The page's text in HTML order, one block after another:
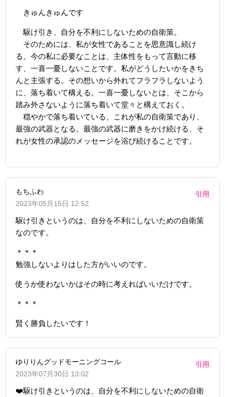
きゅんきゅんです
駆け引き、自分を不利にしないための自衛策。
そのためには、私が女性であることを思意識し続け
る。今の私に必要なことは、主体性をもって言動に移
す、一喜一憂しないことです。私がどうしたいかをきち
んと主張する。その想いから外れてフラフラしないよう
に、落ち着いて構える。一喜一憂しないとは、そこから
踏み外さないように落ち着いて堂々と構えておく。
穏やかで落ち着いている、これが私の自衛策であり、
最強の武器となる。最強の武器に磨きをかけ続ける、そ
れが女性の承認のメッセージを浴び続けることです。
もちふわ
2023年05月15日 12:52
引用
駆け引きというのは、自分を不利にしないための自衛策
なのです。
＊＊＊
勉強しないよりはした方がいいのです。
使うか使わないかはその時に考えればいいだけです。
＊＊＊
賢く勝負したいです！
ゆりりんグッドモーニングコール
2023年07月30日 13:02
引用
❤️駆け引きというのは、自分を不利にしないための自衛